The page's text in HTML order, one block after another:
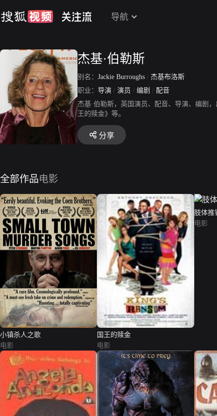
导航
杰基·伯勒斯
别名： Jackie Burroughs / 杰基布洛斯
职业： 导演 / 演员 / 编剧 / 配音
杰基·伯勒斯，英国演员、配音、导演、编剧
王的赎金》等。
分享
全部作品电影
小镇杀人之歌
电影
国王的赎金
电影
肢体推
电影